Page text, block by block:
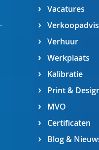
.
Vacatures
Verhuur
Werkplaats
Kalibratie
Print &
MVO
Certificaten
Blog &